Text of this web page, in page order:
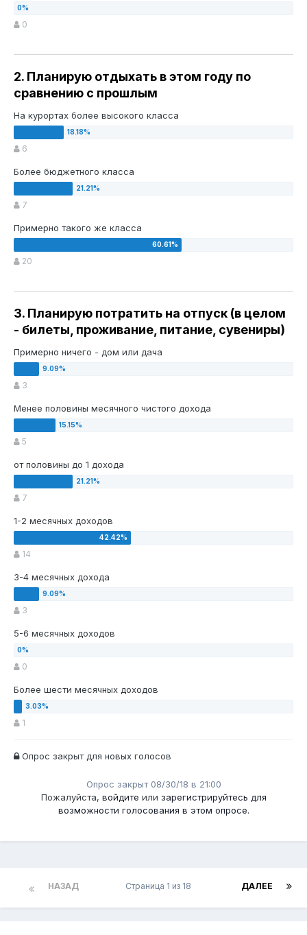
0
2. Планирую отдыхать в этом году по
сравнению с прошлым
На курортах более высокого класса
6
Более бюджетного класса
7
Примерно такого же класса
20
3. Планирую потратить на отпуск (в целом
- билеты, проживание, питание, сувениры)
Примерно ничего - дом или дача
3
Менее половины месячного чистого дохода
5
от половины до 1 дохода
7
1-2 месячных доходов
14
3-4 месячных дохода
3
5-6 месячных доходов
0
Более шести месячных доходов
1
Опрос закрыт для новых голосов
Пожалуйста, войдите или зарегистрируйтесь для
возможности голосования в этом опросе.
Опрос закрыт 08/30/18 в 21:00
НАЗАД ДАЛЕЕ
Страница 1 из 18